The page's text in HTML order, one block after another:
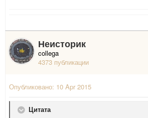
Неисторик
collega
4373 публикации
Опубликовано: 10 Apr 2015
Цитата